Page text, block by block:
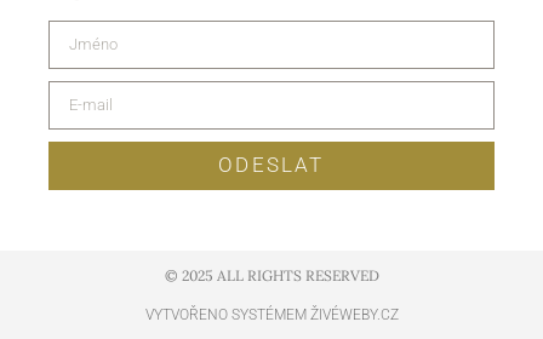
ODESLAT
© 2025 ALL RIGHTS RESERVED​
VYTVOŘENO SYSTÉMEM ŽIVÉWEBY.CZ